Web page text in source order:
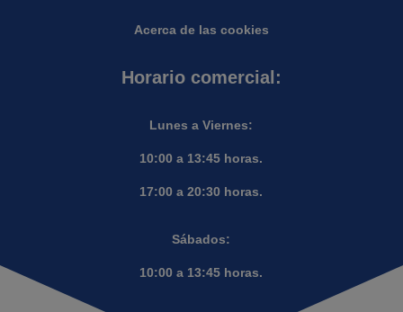
Acerca de las cookies
Horario comercial:
Lunes a Viernes:
10:00 a 13:45 horas.
17:00 a 20:30 horas.
Sábados:
10:00 a 13:45 horas.